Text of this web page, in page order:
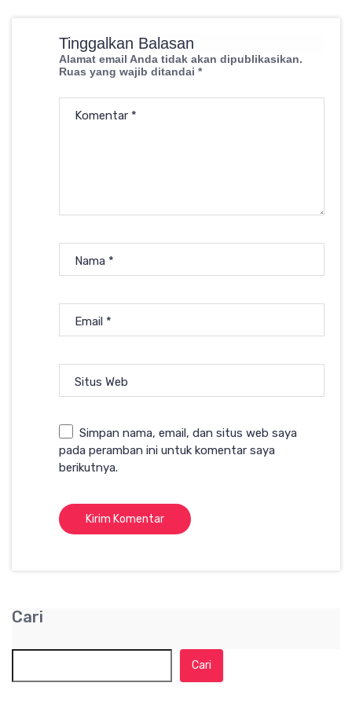
Tinggalkan Balasan
Alamat email Anda tidak akan dipublikasikan.
Ruas yang wajib ditandai *
Komentar *
Nama *
Email *
Situs Web
Simpan nama, email, dan situs web saya
pada peramban ini untuk komentar saya
berikutnya.
Cari
Cari